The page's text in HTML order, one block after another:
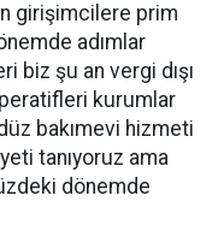
girişimcilere prim
adımlar
biz şu an vergi dışı
kurumlar
bakımevi hizmeti
tanıyoruz ama
dönemde